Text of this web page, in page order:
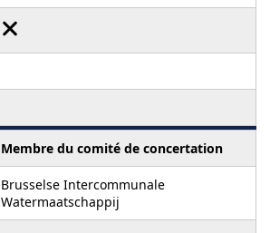
Membre du comité de concertation
Brusselse Intercommunale
Watermaatschappij